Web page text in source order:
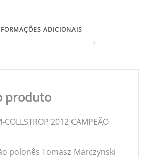
ADICIONAIS
produto
COLLSTROP 2012 CAMPEÃO
polonês Tomasz Marczynski